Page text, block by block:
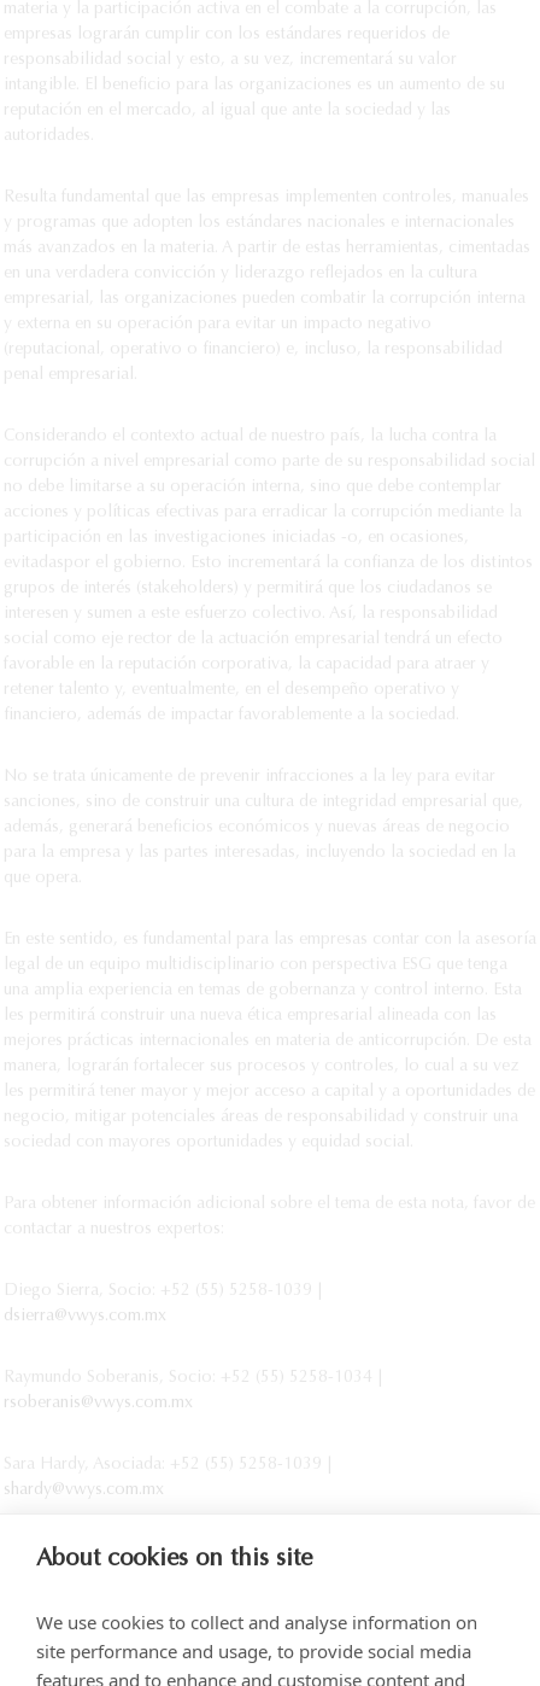
materia y la participación activa en el combate a la corrupción, las
empresas lograrán cumplir con los estándares requeridos de
responsabilidad social y esto, a su vez, incrementará su valor
intangible. El beneficio para las organizaciones es un aumento de su
reputación en el mercado, al igual que ante la sociedad y las
autoridades.
Resulta fundamental que las empresas implementen controles, manuales
y programas que adopten los estándares nacionales e internacionales
más avanzados en la materia. A partir de estas herramientas, cimentadas
en una verdadera convicción y liderazgo reflejados en la cultura
empresarial, las organizaciones pueden combatir la corrupción interna
y externa en su operación para evitar un impacto negativo
(reputacional, operativo o financiero) e, incluso, la responsabilidad
penal empresarial.
Considerando el contexto actual de nuestro país, la lucha contra la
corrupción a nivel empresarial como parte de su responsabilidad social
no debe limitarse a su operación interna, sino que debe contemplar
acciones y políticas efectivas para erradicar la corrupción mediante la
participación en las investigaciones iniciadas -o, en ocasiones,
evitadaspor el gobierno. Esto incrementará la confianza de los distintos
grupos de interés (stakeholders) y permitirá que los ciudadanos se
interesen y sumen a este esfuerzo colectivo. Así, la responsabilidad
social como eje rector de la actuación empresarial tendrá un efecto
favorable en la reputación corporativa, la capacidad para atraer y
retener talento y, eventualmente, en el desempeño operativo y
financiero, además de impactar favorablemente a la sociedad.
No se trata únicamente de prevenir infracciones a la ley para evitar
sanciones, sino de construir una cultura de integridad empresarial que,
además, generará beneficios económicos y nuevas áreas de negocio
para la empresa y las partes interesadas, incluyendo la sociedad en la
que opera.
En este sentido, es fundamental para las empresas contar con la asesoría
legal de un equipo multidisciplinario con perspectiva ESG que tenga
una amplia experiencia en temas de gobernanza y control interno. Esta
les permitirá construir una nueva ética empresarial alineada con las
mejores prácticas internacionales en materia de anticorrupción. De esta
manera, lograrán fortalecer sus procesos y controles, lo cual a su vez
les permitirá tener mayor y mejor acceso a capital y a oportunidades de
negocio, mitigar potenciales áreas de responsabilidad y construir una
sociedad con mayores oportunidades y equidad social.
Para obtener información adicional sobre el tema de esta nota, favor de
contactar a nuestros expertos:
Diego Sierra, Socio: +52 (55) 5258-1039 |
dsierra@vwys.com.mx
Raymundo Soberanis, Socio: +52 (55) 5258-1034 |
rsoberanis@vwys.com.mx
Sara Hardy, Asociada: +52 (55) 5258-1039 |
shardy@vwys.com.mx
About cookies on this site
We use cookies to collect and analyse information on
site performance and usage, to provide social media
features and to enhance and customise content and